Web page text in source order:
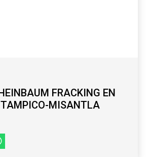
FRACKING EN
MISANTLA